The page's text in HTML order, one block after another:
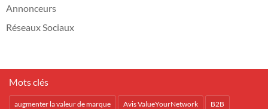
Annonceurs
Réseaux Sociaux
Mots clés
augmenter la valeur de marque Avis ValueYourNetwork B2B